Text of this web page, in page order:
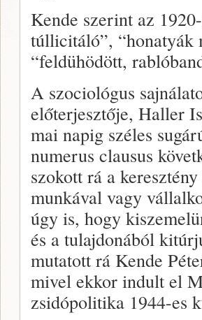
Kende szerint az
túllicitáló”, “honatyák
“feldühödött,
A szociológus
előterjesztője, Haller
mai napig széles
numerus clausus
szokott rá a
munkával vagy
úgy is, hogy
és a tulajdonából
mutatott rá Kende
mivel ekkor indult el
zsidópolitika 1944-es